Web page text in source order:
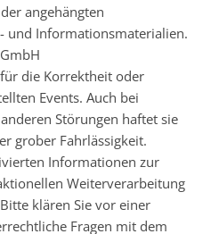
angehängten
und Informationsmaterialien.
die Korrektheit oder
Events. Auch bei
Störungen haftet sie
grober Fahrlässigkeit.
Informationen zur
Weiterverarbeitung
klären Sie vor einer
Fragen mit dem